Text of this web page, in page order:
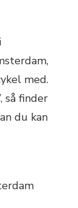
med.
så finder
du kan